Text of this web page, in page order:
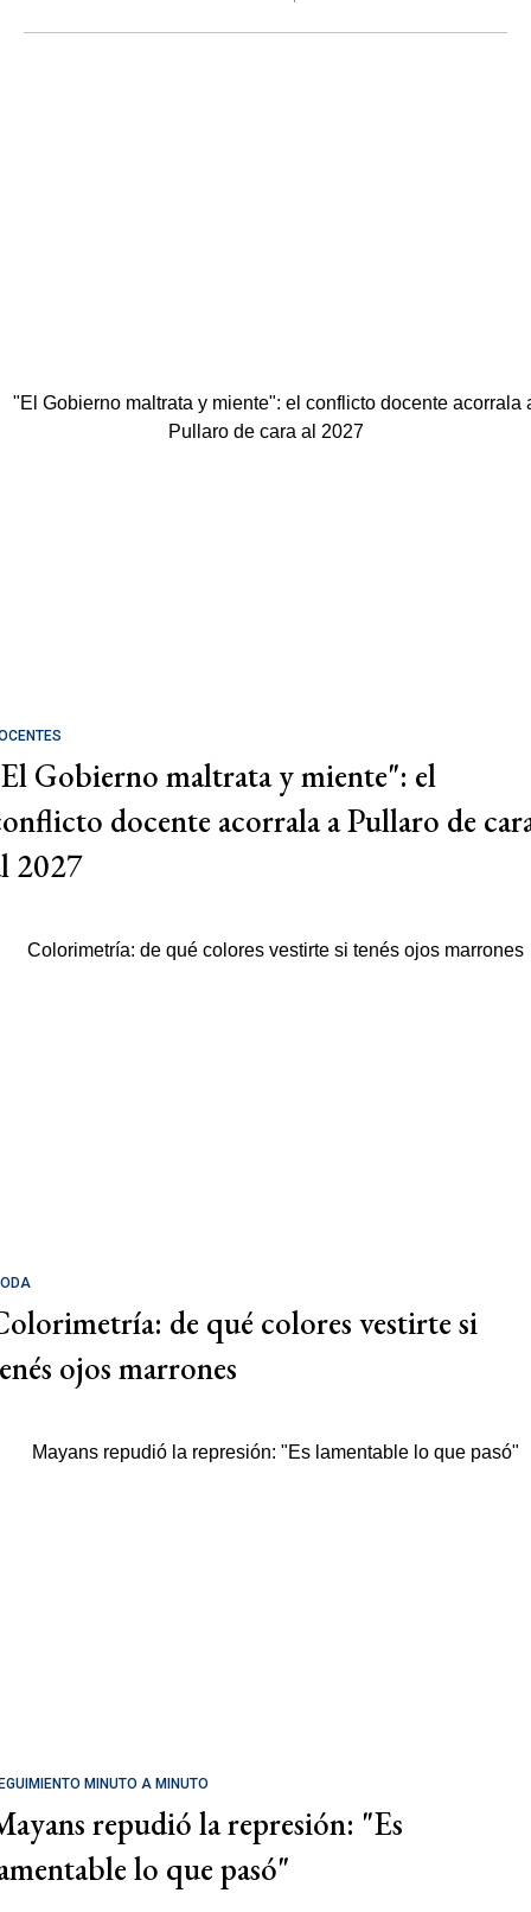
Gobierno maltrata y miente": el
docente acorrala a Pullaro de
2027
de qué colores vestirte si
ojos marrones
MINUTO A MINUTO
repudió la represión: "Es
lo que pasó"